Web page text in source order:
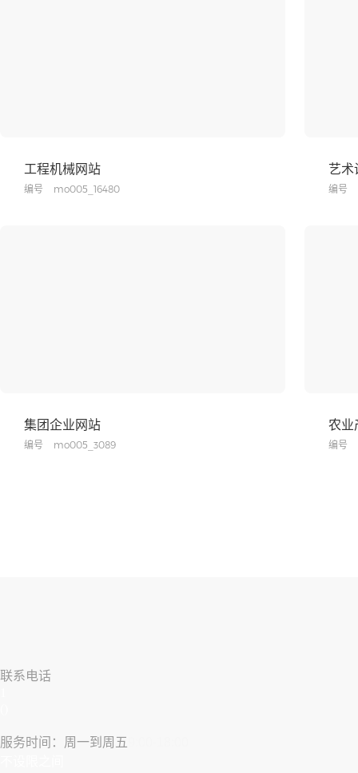
工程机械网站
编号 mo005_16480
艺术
编号
集团企业网站
编号 mo005_3089
农业
编号
联系电话
服务时间：周一到周五